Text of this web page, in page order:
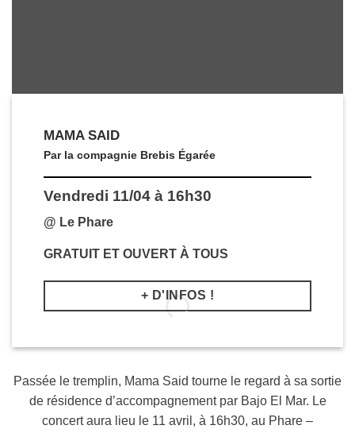
MAMA SAID
Par la compagnie Brebis Égarée
Vendredi 11/04 à 16h30
@ Le Phare
GRATUIT ET OUVERT À TOUS
+ D'INFOS !
Passée le tremplin, Mama Said tourne le regard à sa sortie
de résidence d’accompagnement par Bajo El Mar. Le
concert aura lieu le 11 avril, à 16h30, au Phare –